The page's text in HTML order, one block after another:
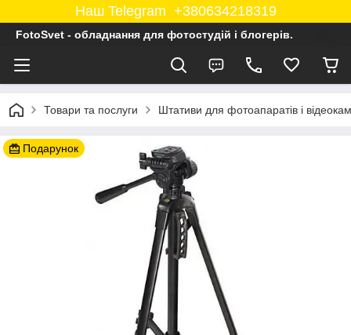
Наш Telegram +380634218319
FotoSvet - обладнання для фотостудій і блогерів.
Товари та послуги Штативи для фотоапаратів і
Подарунок